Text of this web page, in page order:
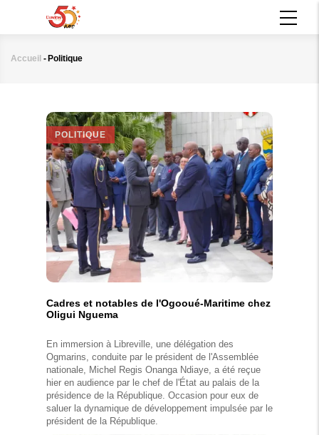
principal
Fil
Accueil - Politique
POLITIQUE
Cadres et notables de l'Ogooué-Maritime chez
Oligui Nguema
En immersion à Libreville, une délégation des
Ogmarins, conduite par le président de l'Assemblée
nationale, Michel Regis Onanga Ndiaye, a été reçue
hier en audience par le chef de l'État au palais de la
présidence de la République. Occasion pour eux de
saluer la dynamique de développement impulsée par le
président de la République.